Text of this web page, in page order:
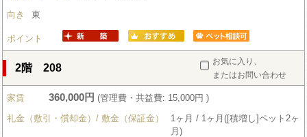
向き 東
ポイント
お気に入り、
またはお問い合わせ
2階 208
家賃 360,000円 (管理費・共益費: 15,000円 )
礼金（敷引・償却金）/ 敷金（保証金）
1ヶ月 / 1ヶ月([積増し]ペット2ヶ
月)